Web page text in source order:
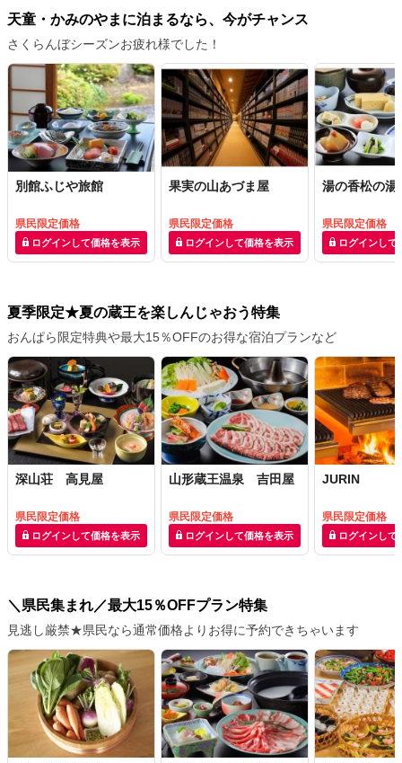
天童・かみのやまに泊まるなら、今がチャンス
さくらんぼシーズンお疲れ様でした！
別館ふじや旅館
県民限定価格
ログインして価格を表示
果実の山あづま屋
県民限定価格
ログインして価格を表示
湯の香松の湯
県民限定価格
ログインして
夏季限定★夏の蔵王を楽しんじゃおう特集
おんぱら限定特典や最大15％OFFのお得な宿泊プランなど
深山荘 高見屋
県民限定価格
ログインして価格を表示
山形蔵王温泉 吉田屋
県民限定価格
ログインして価格を表示
JURIN
県民限定価格
ログインして
＼県民集まれ／最大15％OFFプラン特集
見逃し厳禁★県民なら通常価格よりお得に予約できちゃいます